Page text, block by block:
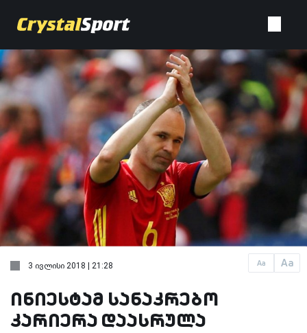
Aa Aa
3 ივლისი 2018 | 21:28
ინიესტამ სანაკრებო
კარიერა დაასრულა